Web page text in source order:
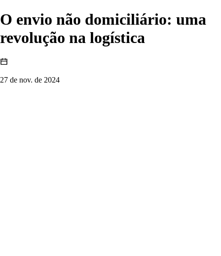
O envio não domiciliário: uma
revolução na logística
27 de nov. de 2024